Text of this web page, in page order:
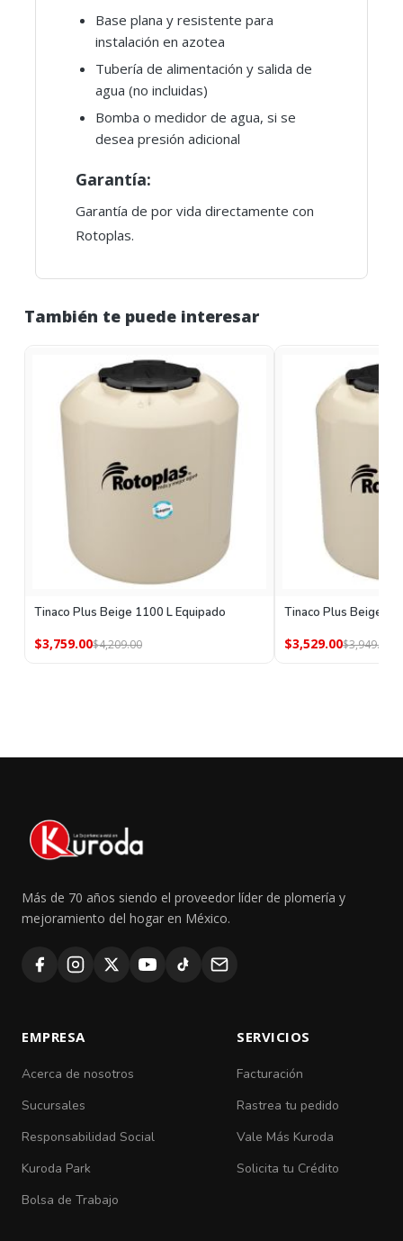
Base plana y resistente para
instalación en azotea
Tubería de alimentación y salida de
agua (no incluidas)
Bomba o medidor de agua, si se
desea presión adicional
Garantía:
Garantía de por vida directamente con
Rotoplas.
También te puede interesar
Tinaco Plus Beige 1100 L Equipado
$3,759.00$4,209.00
Tinaco Plus Beige
$3,529.00$3,949.00
Más de 70 años siendo el proveedor líder de plomería y
mejoramiento del hogar en México.
EMPRESA
Acerca de nosotros
Sucursales
Responsabilidad Social
Kuroda Park
Bolsa de Trabajo
SERVICIOS
Facturación
Rastrea tu pedido
Vale Más Kuroda
Solicita tu Crédito